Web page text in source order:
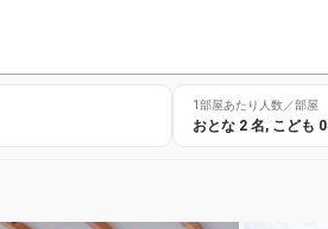
1部屋あたり人数／部屋
おとな 2 名, こども 0